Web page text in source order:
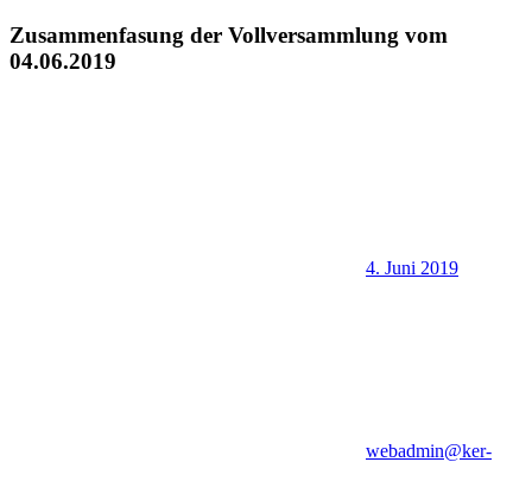
Zusammenfasung der Vollversammlung vom
04.06.2019
4. Juni 2019
webadmin@ker-